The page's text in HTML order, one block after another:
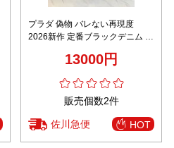
プラダ 偽物 バレない再現度
2026新作 定番ブラックデニム 高
着心地 丁寧な縫製 安心サイト
13000円
販売個数2件
佐川急便 HOT